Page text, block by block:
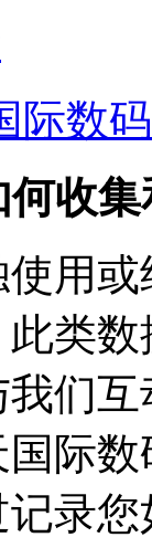
际数码
收
用
类数
我们
国
录您